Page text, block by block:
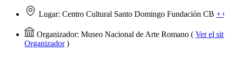
Lugar: Centro Cultural Santo Domingo Fundación CB +
Organizador: Museo Nacional de Arte Romano ( Ver el
Organizador)